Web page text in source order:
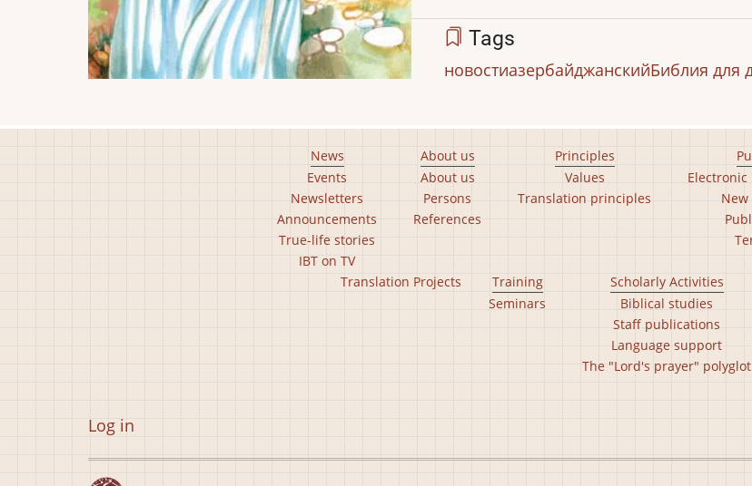
Tags
новостиазербайджанскийБиблия для
News
Events
Newsletters
Announcements
True-life stories
IBT on TV
About us
About us
Persons
References
Principles
Values
Translation principles
Translation Projects
Training
Seminars
Scholarly Activities
Biblical studies
Staff publications
Language support
The "Lord's prayer" polyglot
User
menu
Log in